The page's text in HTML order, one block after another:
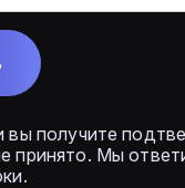
вы получите
принято. Мы